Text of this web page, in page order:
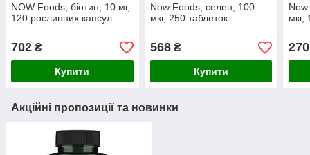
NOW Foods, біотин, 10 мг,
120 рослинних капсул
702 ₴
Купити
Now Foods, селен, 100
мкг, 250 таблеток
568₴
Купити
мкг,
270
Акційні пропозиції та новинки